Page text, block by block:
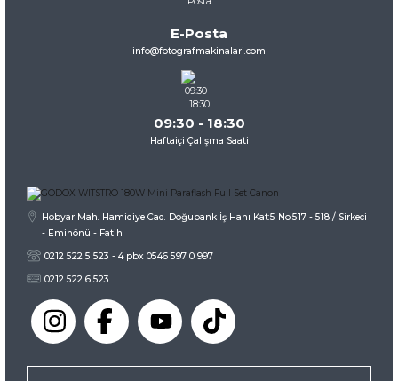
Ürün fiyatı diğer sitelerden daha pahalı.
E-Posta
info@fotografmakinalari.com
09:30 - 18:30
Haftaiçi Çalışma Saati
Hobyar Mah. Hamidiye Cad. Doğubank İş Hanı Kat:5 No:517 - 518 / Sirkeci
- Eminönü - Fatih
0212 522 5 523 - 4 pbx 0546 597 0 997
0212 522 6 523